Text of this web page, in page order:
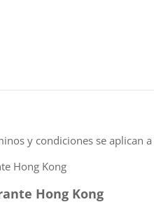
y condiciones se aplican
Hong Kong
Hong Kong